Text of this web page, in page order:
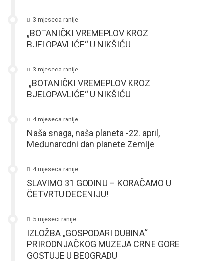
3 mjeseca ranije
„BOTANIČKI VREMEPLOV KROZ
BJELOPAVLIĆE“ U NIKŠIĆU
3 mjeseca ranije
„BOTANIČKI VREMEPLOV KROZ
BJELOPAVLIĆE“ U NIKŠIĆU
4 mjeseca ranije
Naša snaga, naša planeta -22. april,
Međunarodni dan planete Zemlje
4 mjeseca ranije
SLAVIMO 31 GODINU – KORAČAMO U
ČETVRTU DECENIJU!
5 mjeseci ranije
IZLOŽBA „GOSPODARI DUBINA“
PRIRODNJAČKOG MUZEJA CRNE GORE
GOSTUJE U BEOGRADU